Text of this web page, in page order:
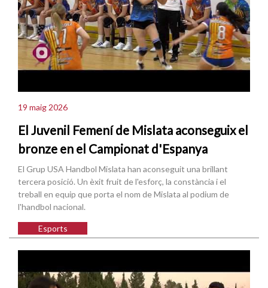
19 maig 2026
El Juvenil Femení de Mislata aconseguix el
bronze en el Campionat d'Espanya
El Grup USA Handbol Mislata han aconseguit una brillant
tercera posició. Un èxit fruit de l'esforç, la constància i el
treball en equip que porta el nom de Mislata al podium de
l'handbol nacional.
Esports